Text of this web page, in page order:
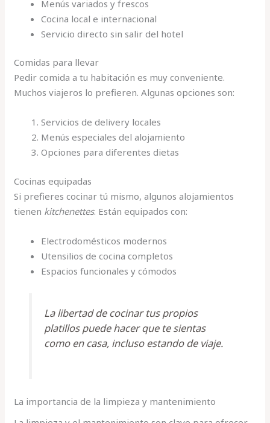
Menús variados y frescos
Cocina local e internacional
Servicio directo sin salir del hotel
Comidas para llevar
Pedir comida a tu habitación es muy conveniente.
Muchos viajeros lo prefieren. Algunas opciones son:
Servicios de delivery locales
Menús especiales del alojamiento
Opciones para diferentes dietas
Cocinas equipadas
Si prefieres cocinar tú mismo, algunos alojamientos
tienen kitchenettes. Están equipados con:
Electrodomésticos modernos
Utensilios de cocina completos
Espacios funcionales y cómodos
La libertad de cocinar tus propios
platillos puede hacer que te sientas
como en casa, incluso estando de viaje.
La importancia de la limpieza y mantenimiento